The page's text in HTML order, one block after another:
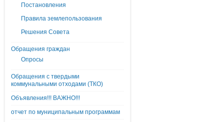
Постановления
Правила землепользования
Решения Совета
Обращения граждан
Опросы
Обращения с твердыми
коммунальными отходами (ТКО)
Объявления!!! ВАЖНО!!!
отчет по муниципальным программам